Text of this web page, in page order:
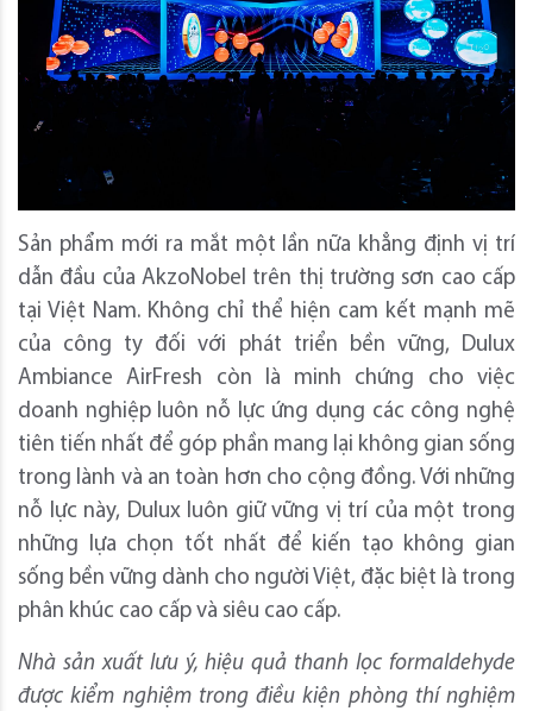
Sản phẩm mới ra mắt một lần nữa khẳng định vị trí
dẫn đầu của AkzoNobel trên thị trường sơn cao cấp
tại Việt Nam. Không chỉ thể hiện cam kết mạnh mẽ
của công ty đối với phát triển bền vững, Dulux
Ambiance AirFresh còn là minh chứng cho việc
doanh nghiệp luôn nỗ lực ứng dụng các công nghệ
tiên tiến nhất để góp phần mang lại không gian sống
trong lành và an toàn hơn cho cộng đồng. Với những
nỗ lực này, Dulux luôn giữ vững vị trí của một trong
những lựa chọn tốt nhất để kiến tạo không gian
sống bền vững dành cho người Việt, đặc biệt là trong
phân khúc cao cấp và siêu cao cấp.
Nhà sản xuất lưu ý, hiệu quả thanh lọc formaldehyde
được kiểm nghiệm trong điều kiện phòng thí nghiệm